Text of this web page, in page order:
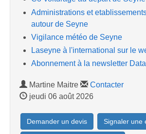
Administrations et
autour de Seyne
Vigilance météo de Seyne
Laseyne à l'international sur le
Abonnement à la newsletter
Martine Maitre
Contacter
jeudi 06 août 2026
Demander un devis Signaler une